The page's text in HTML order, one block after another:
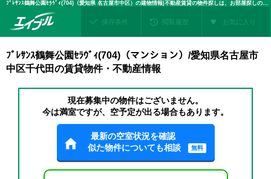
ﾌﾟﾚｻﾝｽ鶴舞公園ｾﾗｳﾞｨ(704)（愛知県 名古屋市中区）の建物情報|不動産賃貸の物件探しは、お部屋探しのエイブル
保存条件 閲覧履歴 お気に入り
ﾌﾟﾚｻﾝｽ鶴舞公園ｾﾗｳﾞｨ(704)（マンション）/愛知県名古屋市
中区千代田の賃貸物件・不動産情報
現在募集中の物件はございません。
今は満室ですが、空予定が出る場合もあります。
最新の空室状況を確認
似た物件についても相談
無料